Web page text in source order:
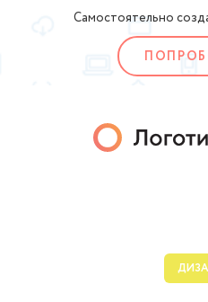
Самостоятельно